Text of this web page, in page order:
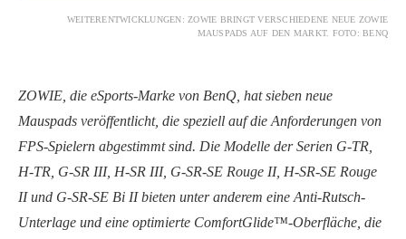
WEITERENTWICKLUNGEN: ZOWIE BRINGT VERSCHIEDENE NEUE ZOWIE
MAUSPADS AUF DEN MARKT. FOTO: BENQ
ZOWIE, die eSports-Marke von BenQ, hat sieben neue
Mauspads veröffentlicht, die speziell auf die Anforderungen von
FPS-Spielern abgestimmt sind. Die Modelle der Serien G-TR,
H-TR, G-SR III, H-SR III, G-SR-SE Rouge II, H-SR-SE Rouge
II und G-SR-SE Bi II bieten unter anderem eine Anti-Rutsch-
Unterlage und eine optimierte ComfortGlide™-Oberfläche, die